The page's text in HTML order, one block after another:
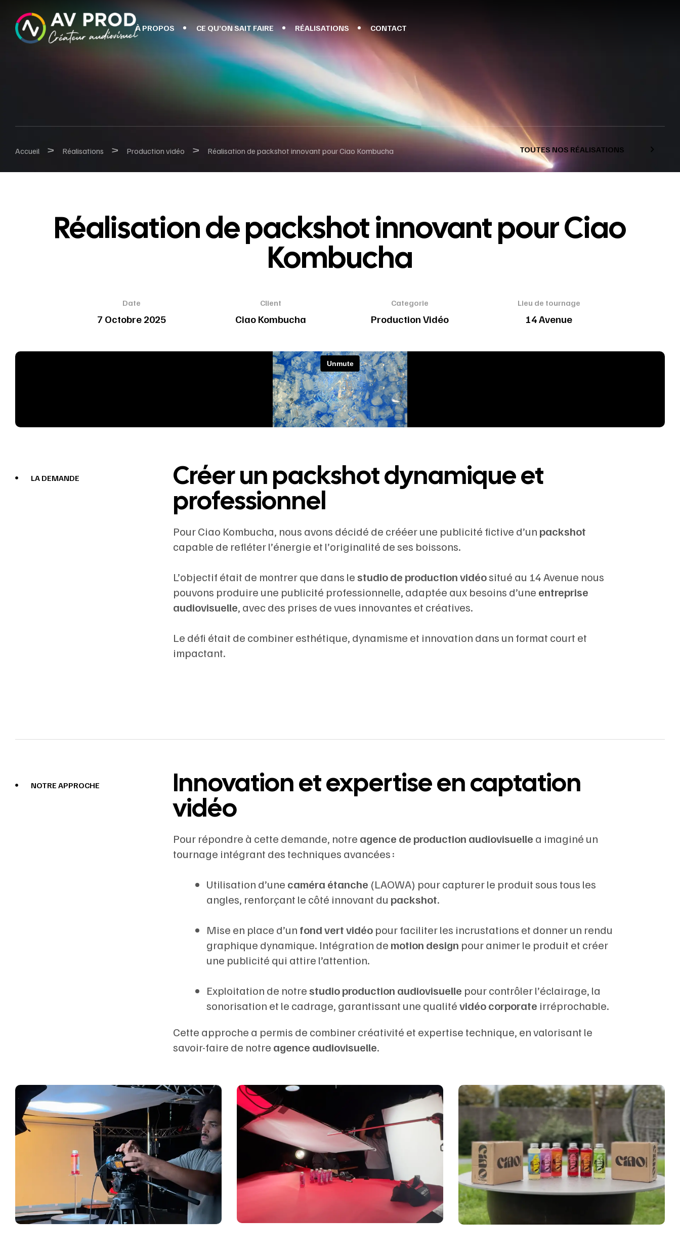
À PROPOS CE QU’ON SAIT FAIRE RÉALISATIONS CONTACT
Accueil > Réalisations > Production vidéo > Réalisation de packshot innovant pour Ciao Kombucha TOUTES NOS RÉALISATIONS
Réalisation de packshot innovant pour Ciao
Kombucha
Date
7 Octobre 2025
Client
Ciao Kombucha
Categorie
Production Vidéo
Lieu de tournage
14 Avenue
LA DEMANDE Créer un packshot dynamique et
professionnel
Pour Ciao Kombucha, nous avons décidé de crééer une publicité fictive d’un packshot
capable de refléter l’énergie et l’originalité de ses boissons.
L’objectif était de montrer que dans lestudio de production vidéositué au 14 Avenue nous
pouvons produire une publicité professionnelle, adaptée aux besoins d’une entreprise
audiovisuelle, avec des prises de vues innovantes et créatives.
Le défi était de combiner esthétique, dynamisme et innovation dans un format court et
impactant.
NOTRE APPROCHE Innovation et expertise en captation
vidéo
Pour répondre à cette demande, notre agence de production audiovisuelle a imaginé un
tournage intégrant des techniques avancées :
Utilisation d’une caméra étanche (LAOWA) pour capturer le produit sous tous les
angles, renforçant le côté innovant du packshot.
Mise en place d’un fond vert vidéo pour faciliter les incrustations et donner un rendu
graphique dynamique. Intégration de motion design pour animer le produit et créer
une publicité qui attire l’attention.
Exploitation de notrestudio production audiovisuelle pour contrôler l’éclairage, la
sonorisation et le cadrage, garantissant une qualitévidéo corporate irréprochable.
Cette approche a permis de combiner créativité et expertise technique, en valorisant le
savoir-faire de notre agence audiovisuelle.